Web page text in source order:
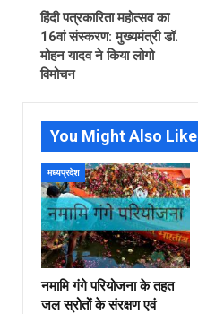
हिंदी पत्रकारिता महोत्सव का
16वां संस्करण: मुख्यमंत्री डॉ.
मोहन यादव ने किया लोगो
विमोचन
You Might Also Like
मध्यप्रदेश
नमामि गंगे परियोजना के तहत
जल स्रोतों के संरक्षण एवं